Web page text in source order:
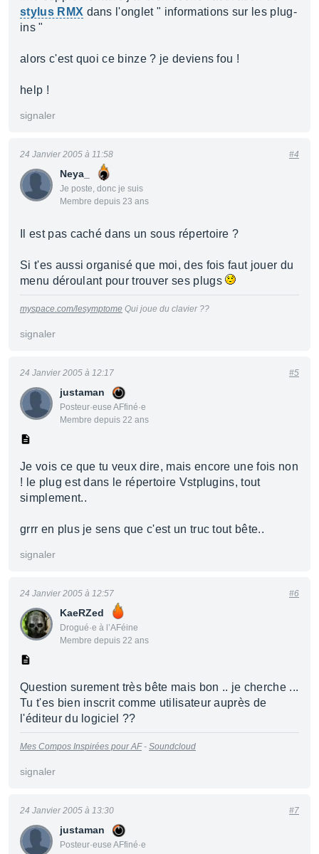
stylus RMX dans l'onglet " informations sur les plug-
ins "
alors c'est quoi ce binze ? je deviens fou !
help !
signaler
Neya_
Je poste, donc je suis
Membre depuis 23 ans
24 Janvier 2005 à 11:58 #4
Il est pas caché dans un sous répertoire ?
Si t'es aussi organisé que moi, des fois faut jouer du
menu déroulant pour trouver ses plugs
myspace.com/lesymptome Qui joue du clavier ??
signaler
justaman
Posteur·euse AFfiné·e
Membre depuis 22 ans
24 Janvier 2005 à 12:17 #5
Je vois ce que tu veux dire, mais encore une fois non
! le plug est dans le répertoire Vstplugins, tout
simplement..
grrr en plus je sens que c'est un truc tout bête..
signaler
KaeRZed
Drogué·e à l’AFéine
Membre depuis 22 ans
24 Janvier 2005 à 12:57 #6
Question surement très bête mais bon .. je cherche ...
Tu t'es bien inscrit comme utilisateur auprès de
l'éditeur du logiciel ??
Mes Compos Inspirées pour AF- Soundcloud
signaler
justaman
Posteur·euse AFfiné·e
24 Janvier 2005 à 13:30 #7